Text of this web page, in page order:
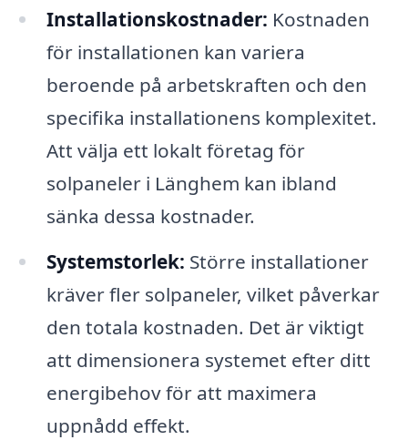
Installationskostnader: Kostnaden
för installationen kan variera
beroende på arbetskraften och den
specifika installationens komplexitet.
Att välja ett lokalt företag för
solpaneler i Länghem kan ibland
sänka dessa kostnader.
Systemstorlek: Större installationer
kräver fler solpaneler, vilket påverkar
den totala kostnaden. Det är viktigt
att dimensionera systemet efter ditt
energibehov för att maximera
uppnådd effekt.